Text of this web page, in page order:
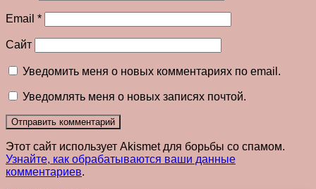
Email *
Сайт
Уведомить меня о новых комментариях по email.
Уведомлять меня о новых записях почтой.
Этот сайт использует Akismet для борьбы со спамом.
Узнайте, как обрабатываются ваши данные
комментариев.